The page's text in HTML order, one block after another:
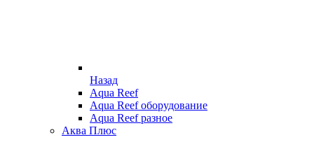
Назад
Aqua Reef
Aqua Reef оборудование
Aqua Reef разное
Аква Плюс